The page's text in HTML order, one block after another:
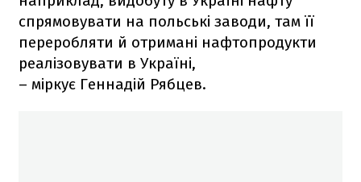
спрямовувати на польські заводи, там її
переробляти й отримані нафтопродукти
реалізовувати в Україні,
– міркує Геннадій Рябцев.